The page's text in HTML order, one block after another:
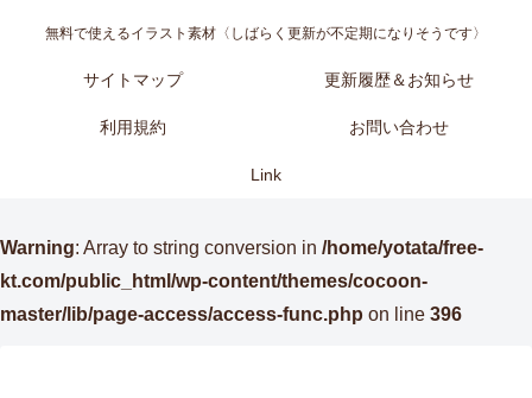
無料で使えるイラスト素材〈しばらく更新が不定期になりそうです〉
サイトマップ 更新履歴＆お知らせ
利用規約 お問い合わせ
Link
Warning: Array to string conversion in /home/yotata/free-
kt.com/public_html/wp-content/themes/cocoon-
master/lib/page-access/access-func.php on line 396